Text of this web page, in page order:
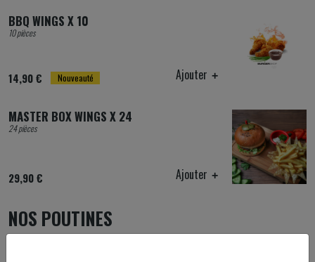
Nouveauté
BBQ WINGS X 10
10 pièces
14,90 € Ajouter
MASTER BOX WINGS X 24
24 pièces
29,90 € Ajouter
NOS POUTINES